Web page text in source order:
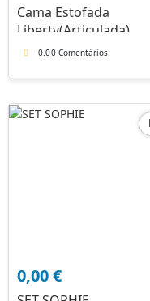
Cama Estofada
Liberty(Articulada)
0.00 Comentários
0,00€